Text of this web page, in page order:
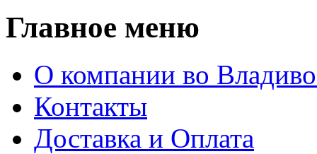
Главное меню
О компании во
Контакты
Доставка и Оплата